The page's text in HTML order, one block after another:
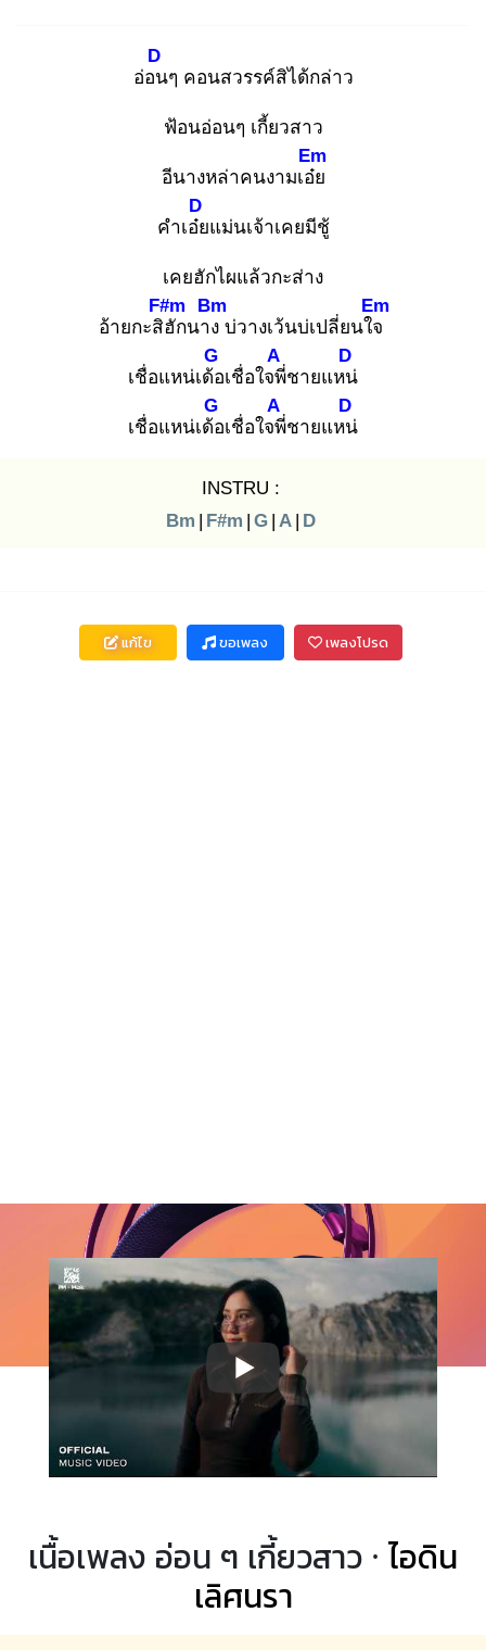
อ่อน
D
ๆ คอนสวรรค์สิได้กล่าว
ฟ้อนอ่อนๆ เกี้ยวสาว
อีนางหล่าคนงามเอ๋ย
Em
คำเอ๋ย
D
แม่นเจ้าเคยมีชู้
เคยฮักไผแล้วกะส่าง
อ้ายกะสิฮั
F#m
กนาง
Bm
บ่วางเว้นบ่เปลี่ยนใจ
Em
เชื่อแหน่เด้อ
G
เชื่อใจพี่
A
ชายแหน่
D
เชื่อแหน่เด้อ
G
เชื่อใจพี่
A
ชายแหน่
D
INSTRU :
Bm | F#m | G | A | D
แก้ไข ขอเพลง เพลงโปรด
เนื้อเพลง อ่อน ๆ เกี้ยวสาว · ไอดิน
เลิศนรา